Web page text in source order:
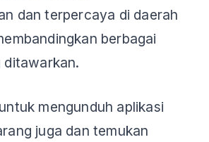
dan terpercaya di daerah
berbagai
ditawarkan.
mengunduh aplikasi
juga dan temukan